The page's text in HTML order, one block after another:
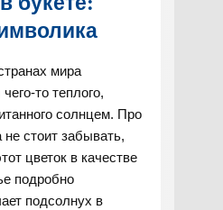
мира
то теплого,
солнцем. Про
стоит забывать,
цветок в качестве
подробно
подсолнух в